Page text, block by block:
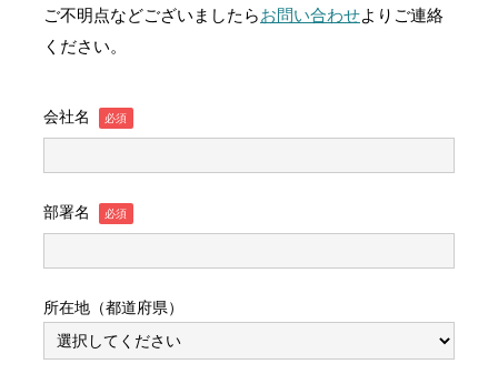
ご不明点などございましたらお問い合わせよりご連絡
ください。
会社名
部署名
所在地（都道府県）